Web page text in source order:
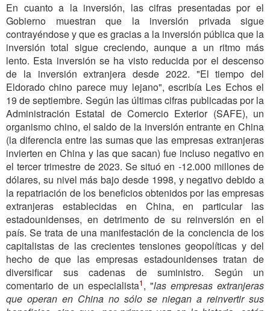
En cuanto a la inversión, las cifras presentadas por el
Gobierno muestran que la inversión privada sigue
contrayéndose y que es gracias a la inversión pública que la
inversión total sigue creciendo, aunque a un ritmo más
lento. Esta inversión se ha visto reducida por el descenso
de la inversión extranjera desde 2022. "El tiempo del
Eldorado chino parece muy lejano", escribía Les Echos el
19 de septiembre. Según las últimas cifras publicadas por la
Administración Estatal de Comercio Exterior (SAFE), un
organismo chino, el saldo de la inversión entrante en China
(la diferencia entre las sumas que las empresas extranjeras
invierten en China y las que sacan) fue incluso negativo en
el tercer trimestre de 2023. Se situó en -12.000 millones de
dólares, su nivel más bajo desde 1998, y negativo debido a
la repatriación de los beneficios obtenidos por las empresas
extranjeras establecidas en China, en particular las
estadounidenses, en detrimento de su reinversión en el
país. Se trata de una manifestación de la conciencia de los
capitalistas de las crecientes tensiones geopolíticas y del
hecho de que las empresas estadounidenses tratan de
diversificar sus cadenas de suministro. Según un
comentario de un especialista1, "las empresas extranjeras
que operan en China no sólo se niegan a reinvertir sus